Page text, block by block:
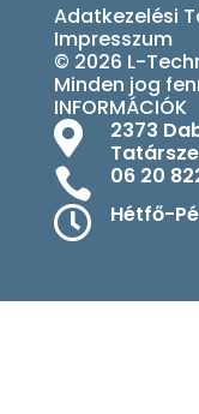
Adatkezelési
Impresszum
© 2026 L-
Minden jog
INFORMÁCIÓK

2373
 06 20
 Hétfő-